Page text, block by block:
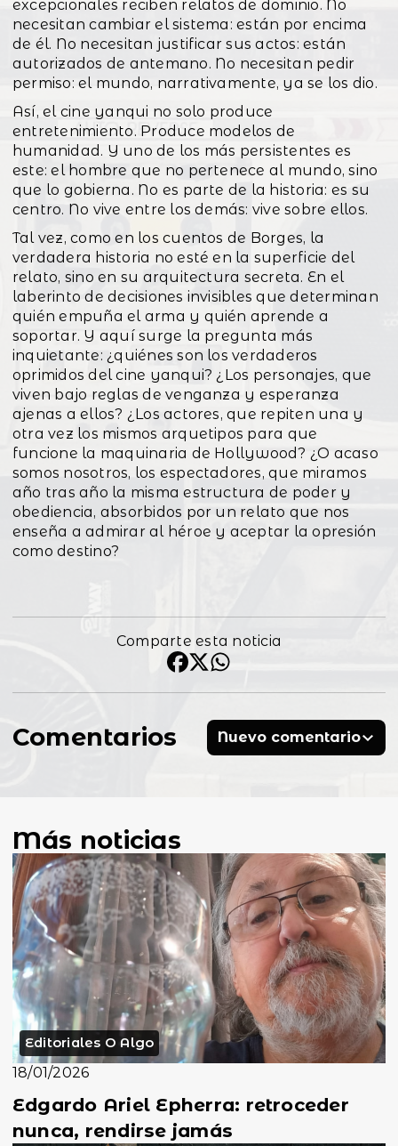
excepcionales reciben relatos de dominio. No
necesitan cambiar el sistema: están por encima
de él. No necesitan justificar sus actos: están
autorizados de antemano. No necesitan pedir
permiso: el mundo, narrativamente, ya se los dio.
Así, el cine yanqui no solo produce
entretenimiento. Produce modelos de
humanidad. Y uno de los más persistentes es
este: el hombre que no pertenece al mundo, sino
que lo gobierna. No es parte de la historia: es su
centro. No vive entre los demás: vive sobre ellos.
Tal vez, como en los cuentos de Borges, la
verdadera historia no esté en la superficie del
relato, sino en su arquitectura secreta. En el
laberinto de decisiones invisibles que determinan
quién empuña el arma y quién aprende a
soportar. Y aquí surge la pregunta más
inquietante: ¿quiénes son los verdaderos
oprimidos del cine yanqui? ¿Los personajes, que
viven bajo reglas de venganza y esperanza
ajenas a ellos? ¿Los actores, que repiten una y
otra vez los mismos arquetipos para que
funcione la maquinaria de Hollywood? ¿O acaso
somos nosotros, los espectadores, que miramos
año tras año la misma estructura de poder y
obediencia, absorbidos por un relato que nos
enseña a admirar al héroe y aceptar la opresión
como destino?
Comparte esta noticia
Comentarios Nuevo comentario
Más noticias
Editoriales O Algo
18/01/2026
Edgardo Ariel Epherra: retroceder
nunca, rendirse jamás